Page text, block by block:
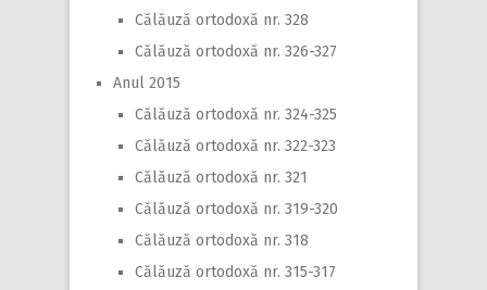
Călăuză ortodoxă nr. 328
Călăuză ortodoxă nr. 326-327
Anul 2015
Călăuză ortodoxă nr. 324-325
Călăuză ortodoxă nr. 322-323
Călăuză ortodoxă nr. 321
Călăuză ortodoxă nr. 319-320
Călăuză ortodoxă nr. 318
Călăuză ortodoxă nr. 315-317